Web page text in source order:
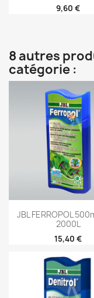
9,60 €
8 autres
catégorie :
JBL FERROPOL
2000L
15,40 €